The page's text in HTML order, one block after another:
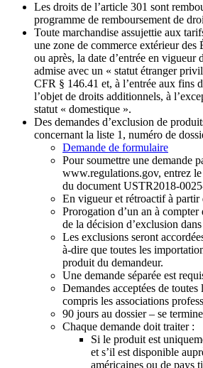
Les droits de l’article 301 sont
programme de remboursement de
Toute marchandise assujettie aux
une zone de commerce extérieur des
ou après, la date d’entrée en vigueur
admise avec un « statut étranger
CFR § 146.41 et, à l’entrée aux fins
l’objet de droits additionnels, à
statut « domestique ».
Des demandes d’exclusion de
concernant la liste 1, numéro de
Demande de formulaire
Pour soumettre une demande
www.regulations.gov, entrez
du document USTR2018-
En vigueur et rétroactif à
Prorogation d’un an à
de la décision d’exclusion
Les exclusions seront
à-dire que toutes les
produit du demandeur.
Une demande séparée est
Demandes acceptées de toutes
compris les associations
90 jours au dossier – se
Chaque demande doit traiter :
Si le produit est
et s’il est disponible
américaines ou de pays